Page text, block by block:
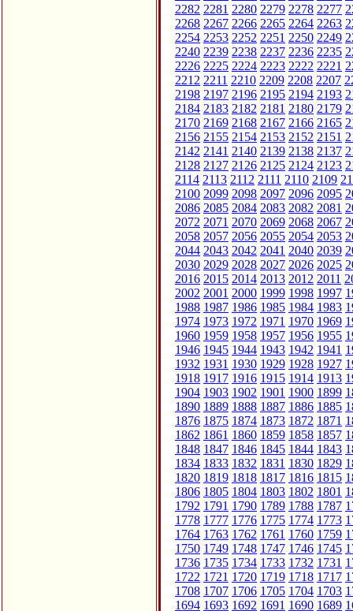
2282 2281 2280 2279 2278 2277
2268 2267 2266 2265 2264 2263
2254 2253 2252 2251 2250 2249
2240 2239 2238 2237 2236 2235
2226 2225 2224 2223 2222 2221
2212 2211 2210 2209 2208 2207
2198 2197 2196 2195 2194 2193
2184 2183 2182 2181 2180 2179
2170 2169 2168 2167 2166 2165
2156 2155 2154 2153 2152 2151
2142 2141 2140 2139 2138 2137
2128 2127 2126 2125 2124 2123
2114 2113 2112 2111 2110 2109
2100 2099 2098 2097 2096 2095
2086 2085 2084 2083 2082 2081
2072 2071 2070 2069 2068 2067
2058 2057 2056 2055 2054 2053
2044 2043 2042 2041 2040 2039
2030 2029 2028 2027 2026 2025
2016 2015 2014 2013 2012 2011
2002 2001 2000 1999 1998 1997
1988 1987 1986 1985 1984 1983
1974 1973 1972 1971 1970 1969
1960 1959 1958 1957 1956 1955
1946 1945 1944 1943 1942 1941
1932 1931 1930 1929 1928 1927
1918 1917 1916 1915 1914 1913
1904 1903 1902 1901 1900 1899
1890 1889 1888 1887 1886 1885
1876 1875 1874 1873 1872 1871
1862 1861 1860 1859 1858 1857
1848 1847 1846 1845 1844 1843
1834 1833 1832 1831 1830 1829
1820 1819 1818 1817 1816 1815
1806 1805 1804 1803 1802 1801
1792 1791 1790 1789 1788 1787
1778 1777 1776 1775 1774 1773
1764 1763 1762 1761 1760 1759
1750 1749 1748 1747 1746 1745
1736 1735 1734 1733 1732 1731
1722 1721 1720 1719 1718 1717
1708 1707 1706 1705 1704 1703
1694 1693 1692 1691 1690 1689